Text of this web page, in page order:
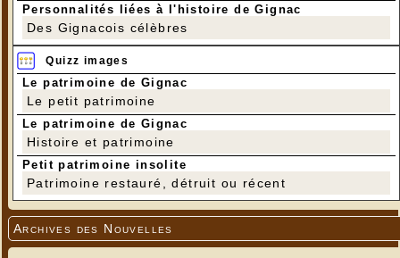
Personnalités liées à l'histoire de Gignac
Des Gignacois célèbres
Quizz images
Le patrimoine de Gignac
Le petit patrimoine
Le patrimoine de Gignac
Histoire et patrimoine
Petit patrimoine insolite
Patrimoine restauré, détruit ou récent
Archives des Nouvelles